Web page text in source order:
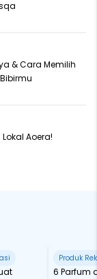
& Cara Memilih
Aoera!
Produk
6 Parfum